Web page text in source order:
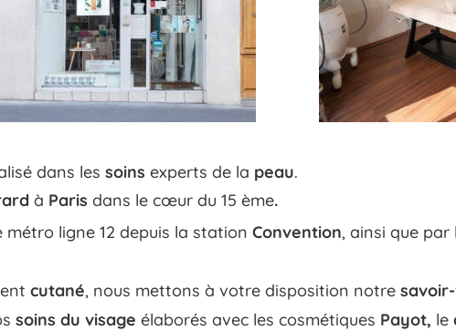
dans lessoins experts de la peau.
à Paris dans le cœur du 15 ème.
métro ligne 12 depuis la stationConvention, ainsi que par
cutané, nous mettons à votre disposition notre
soins du visageélaborés avec les cosmétiques Payot, le